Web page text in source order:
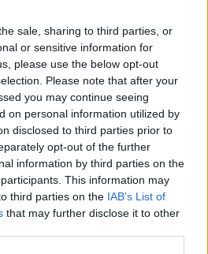
sale, sharing to third parties, or
or sensitive information for
please use the below opt-out
Please note that after your
you may continue seeing
on personal information utilized by
disclosed to third parties prior to
opt-out of the further
information by third parties on the
This information may
third parties on the IAB’s List of
that may further disclose it to other